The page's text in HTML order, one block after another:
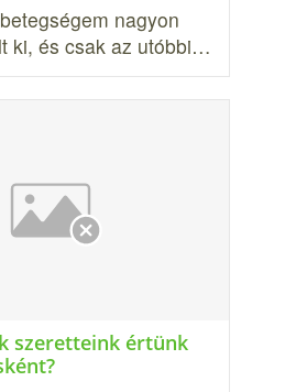
nagyon
ki, és csak az utóbbi…
szeretteink értünk